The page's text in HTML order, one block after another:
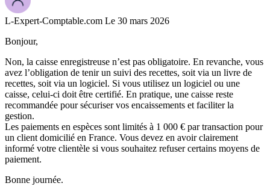
L-Expert-Comptable.com Le 30 mars 2026
Bonjour,
Non, la caisse enregistreuse n’est pas obligatoire. En revanche, vous
avez l’obligation de tenir un suivi des recettes, soit via un livre de
recettes, soit via un logiciel. Si vous utilisez un logiciel ou une
caisse, celui-ci doit être certifié. En pratique, une caisse reste
recommandée pour sécuriser vos encaissements et faciliter la
gestion.
Les paiements en espèces sont limités à 1 000 € par transaction pour
un client domicilié en France. Vous devez en avoir clairement
informé votre clientèle si vous souhaitez refuser certains moyens de
paiement.
Bonne journée.